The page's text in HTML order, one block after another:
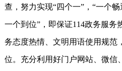
查，努力实现“四个一”，“一个
一个到位”，即保证114政务服务
务态度热情、文明用语使用规范
位。充分利用好门户网站、微信